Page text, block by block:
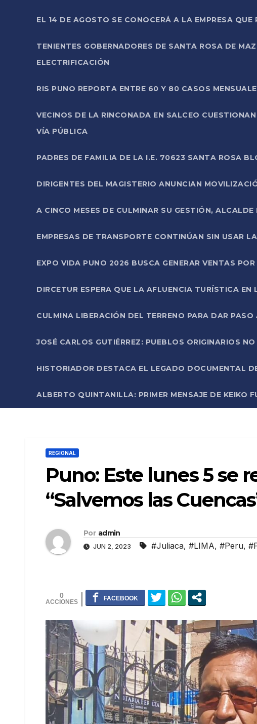
EL 14 DE AGOSTO SE CONOCERÁ A LA EMPRESA
TENIENTES GOBERNADORES DE SANTA ROSA DE
ELECTRIFICACIÓN
RIS PUNO REPORTA ENTRE 60 Y 80 CASOS
VECINOS DE LA RINCONADA EN SALCEO
VÍA PÚBLICA
PADRES DE FAMILIA DE LA I.E. 70623 SANTA ROSA
DIRIGENTES DEL MAGISTERIO ANUNCIAN
A CINCO MESES DE CULMINAR SU GESTIÓN,
EMPRESAS DE TRANSPORTE CONTINÚAN SIN USAR
EXPO VIDA PUNO 2026 BUSCA GENERAR VENTAS
DIRCETUR ESPERA QUE LA AFLUENCIA TURÍSTICA
CULMINA LIBERACIÓN DEL TERRENO PARA DAR
JOSÉ CARLOS GUTIÉRREZ: PUEBLOS ORIGINARIOS
HISTORIADOR DESTACA EL LEGADO DOCUMENTAL
ALBERTO QUINTANILLA: PRIMER MENSAJE DE KEIKO
REGIONAL
Puno: Este lunes 5 se
“Salvemos las
Por admin
JUN 2, 2023 #Juliaca, #LIMA, #Peru,
0